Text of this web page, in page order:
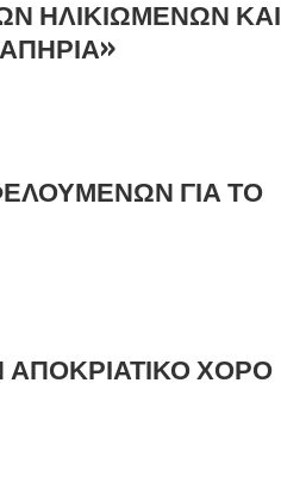
ΗΛΙΚΙΩΜΕΝΩΝ ΚΑΙ
ΓΙΑ ΤΟ
ΑΠΟΚΡΙΑΤΙΚΟ ΧΟΡΟ